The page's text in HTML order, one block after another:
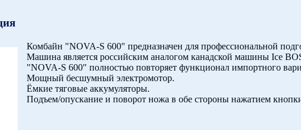
Комбайн "NOVA-S 600" предназначен для профессиональной
Машина является российским аналогом канадской машины Ice
"NOVA-S 600" полностью повторяет функционал импортного
Мощный бесшумный электромотор.
Ёмкие тяговые аккумуляторы.
Подъем/опускание и поворот ножа в обе стороны нажатием